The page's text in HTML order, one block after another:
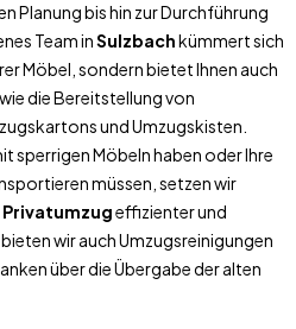
Planung bis hin zur Durchführung
Team inSulzbachkümmert sich
Möbel, sondern bietet Ihnen auch
die Bereitstellung von
und Umzugskisten.
sperrigen Möbeln haben oder Ihre
müssen, setzen wir
Privatumzugeffizienter und
wir auch Umzugsreinigungen
über die Übergabe der alten